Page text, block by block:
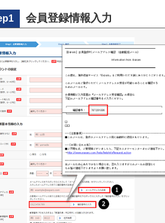
会員登録情報入力